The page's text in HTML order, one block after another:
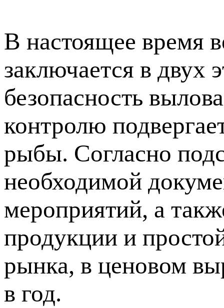
В настоящее время
заключается в двух
безопасность
контролю
рыбы. Согласно
необходимой
мероприятий, а
продукции и
рынка, в ценовом
в год.